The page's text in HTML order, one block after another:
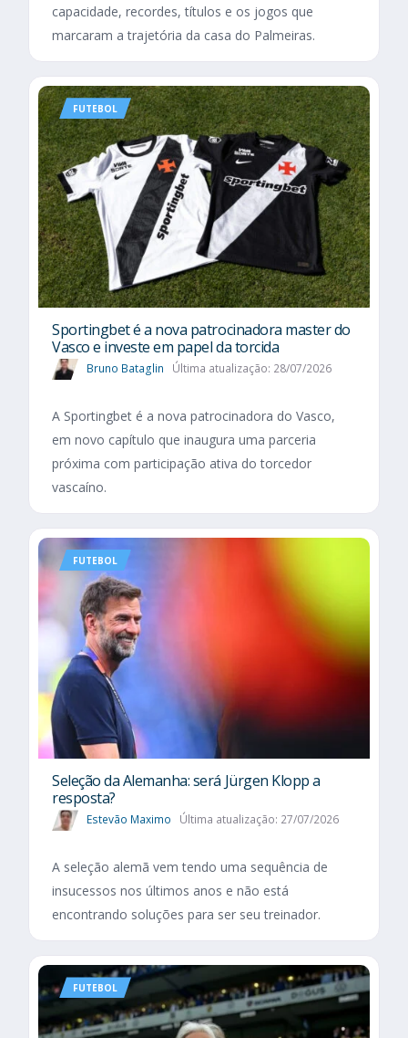
capacidade, recordes, títulos e os jogos que
marcaram a trajetória da casa do Palmeiras.
FUTEBOL
Sportingbet é a nova patrocinadora master do
Vasco e investe em papel da torcida
Bruno Bataglin Última atualização: 28/07/2026
A Sportingbet é a nova patrocinadora do Vasco,
em novo capítulo que inaugura uma parceria
próxima com participação ativa do torcedor
vascaíno.
FUTEBOL
Seleção da Alemanha: será Jürgen Klopp a
resposta?
Estevão Maximo Última atualização: 27/07/2026
A seleção alemã vem tendo uma sequência de
insucessos nos últimos anos e não está
encontrando soluções para ser seu treinador.
FUTEBOL